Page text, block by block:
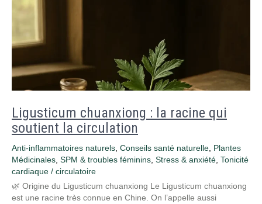
Ligusticum chuanxiong : la racine qui
soutient la circulation
Anti-inflammatoires naturels Conseils santé naturelle Plantes
Médicinales SPM & troubles féminins Stress & anxiété Tonicité
cardiaque / circulatoire
🌿 Origine du Ligusticum chuanxiong Le Ligusticum chuanxiong
est une racine très connue en Chine. On l’appelle aussi